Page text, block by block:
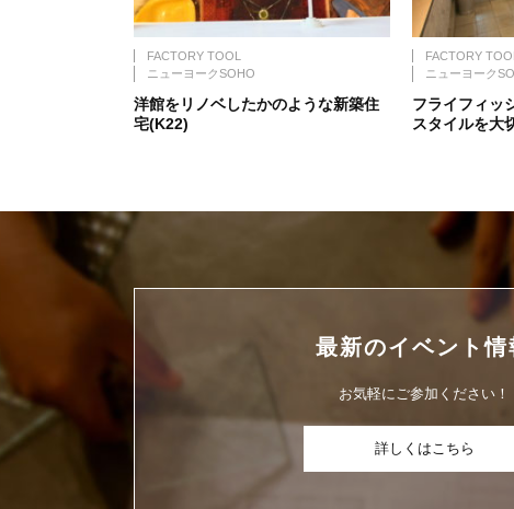
FACTORY TOOL
ニューヨークSOHO
洋館をリノベしたかのような新築住
宅(K22)
FACTORY TOOL
ニューヨーク
フライフィッ
スタイルを大
最新のイベント情
お気軽にご参加ください！
詳しくはこちら